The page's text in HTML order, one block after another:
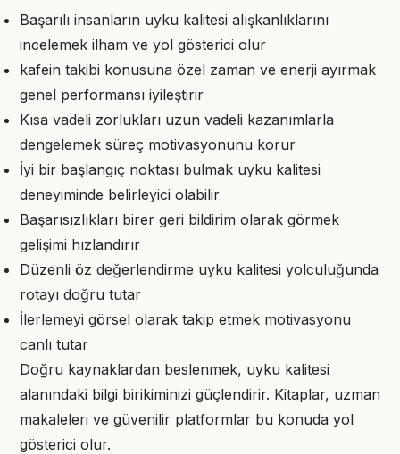
Başarılı insanların uyku kalitesi alışkanlıklarını
incelemek ilham ve yol gösterici olur
kafein takibi konusuna özel zaman ve enerji ayırmak
genel performansı iyileştirir
Kısa vadeli zorlukları uzun vadeli kazanımlarla
dengelemek süreç motivasyonunu korur
İyi bir başlangıç noktası bulmak uyku kalitesi
deneyiminde belirleyici olabilir
Başarısızlıkları birer geri bildirim olarak görmek
gelişimi hızlandırır
Düzenli öz değerlendirme uyku kalitesi yolculuğunda
rotayı doğru tutar
İlerlemeyi görsel olarak takip etmek motivasyonu
canlı tutar
Doğru kaynaklardan beslenmek, uyku kalitesi
alanındaki bilgi birikiminizi güçlendirir. Kitaplar, uzman
makaleleri ve güvenilir platformlar bu konuda yol
gösterici olur.